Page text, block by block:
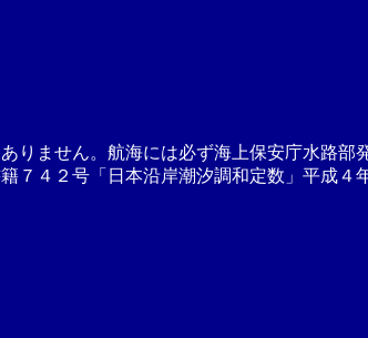
りません。航海には必ず海上保安庁水路部
７４２号「日本沿岸潮汐調和定数」平成４